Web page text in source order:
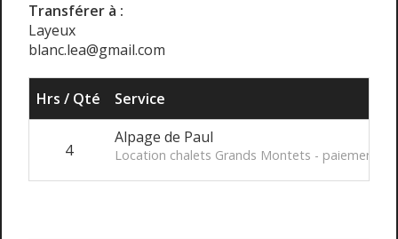
Transférer à :
Layeux
blanc.lea@gmail.com
Hrs / Qté Service
4
Alpage de Paul
Location chalets Grands Montets - paiement